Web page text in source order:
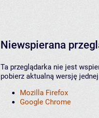
Niewspierana
Ta przeglądarka nie jest
pobierz aktualną wersję
Mozilla Firefox
Google Chrome